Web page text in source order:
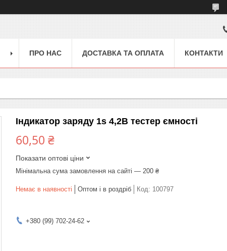
ПРО НАС ДОСТАВКА ТА ОПЛАТА КОНТАКТИ
Індикатор заряду 1s 4,2В тестер ємності
60,50 ₴
Показати оптові ціни
Мінімальна сума замовлення на сайті — 200 ₴
Немає в наявності Оптом і в роздріб Код: 100797
+380 (99) 702-24-62